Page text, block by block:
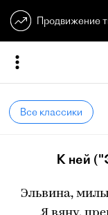
Продвижение
Все классики
К ней
Эльвина,